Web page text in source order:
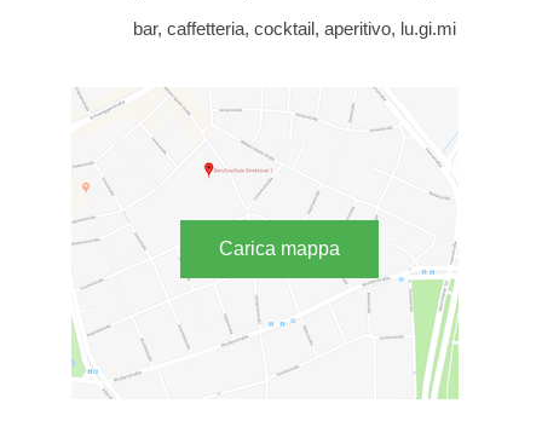
bar, caffetteria, cocktail, aperitivo, lu.gi.mi
Carica mappa